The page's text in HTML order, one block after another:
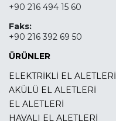
+90 216 494 15 60
Faks:
+90 216 392 69 50
ÜRÜNLER
ELEKTRİKLİ EL ALETLERİ
AKÜLÜ EL ALETLERİ
EL ALETLERİ
HAVALI EL ALETLERİ